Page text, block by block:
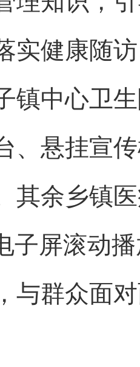
实健康随
镇中心卫
、悬挂宣
其余乡镇
子屏滚动
与群众面